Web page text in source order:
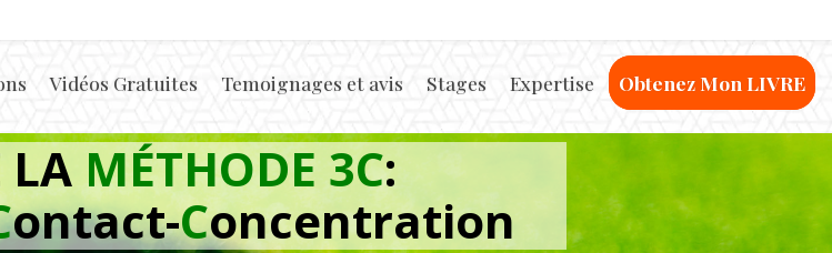
Vidéos Gratuites Temoignages et avis Stages Expertise Obtenez Mon LIVRE
LA MÉTHODE 3C:
ontact-Concentration